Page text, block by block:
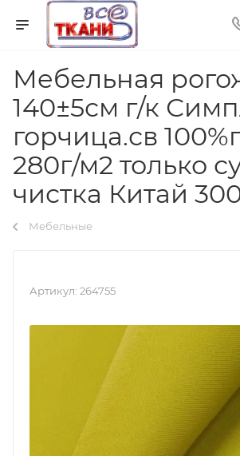
Мебельная
140±5см г/к
горчица.св
280г/м2 только
чистка Китай
Мебельные
Артикул: 264755